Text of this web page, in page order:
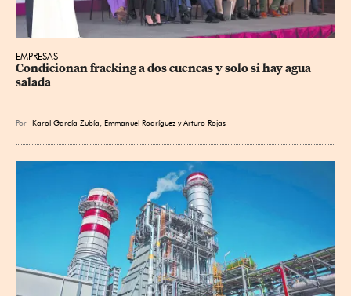
EMPRESAS
Condicionan fracking a dos cuencas y solo si hay agua
salada
Por Karol García Zubía, Emmanuel Rodríguez yArturo Rojas